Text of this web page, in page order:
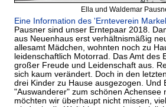
Ella und Waldemar
Eine Information des 'Ernteverein
Pausner sind unser Erntepaar 2018.
aus Neuenhaus erst verhältnismäßig
allesamt Mädchen, wohnten noch zu
leidenschaftlich Motorrad. Das Amt des
großer Freude und Leidenschaft aus.
sich kaum verändert. Doch in den
drei Kinder zu Hause ausgezogen. Und
"Auswanderer" zum schönen Achensee
möchten wir überhaupt nicht missen,